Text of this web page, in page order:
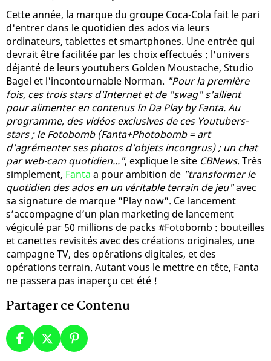
Cette année, la marque du groupe Coca-Cola fait le pari
d'entrer dans le quotidien des ados via leurs
ordinateurs, tablettes et smartphones. Une entrée qui
devrait être facilitée par les choix effectués : l'univers
déjanté de leurs youtubers Golden Moustache, Studio
Bagel et l'incontournable Norman. "Pour la première
fois, ces trois stars d'Internet et de "swag" s'allient
pour alimenter en contenus In Da Play by Fanta. Au
programme, des vidéos exclusives de ces Youtubers-
stars ; le Fotobomb (Fanta+Photobomb = art
d'agrémenter ses photos d'objets incongrus) ; un chat
par web-cam quotidien...", explique le site CBNews. Très
simplement, Fanta a pour ambition de "transformer le
quotidien des ados en un véritable terrain de jeu"avec
sa signature de marque "Play now". Ce lancement
s’accompagne d’un plan marketing de lancement
végiculé par 50 millions de packs #Fotobomb : bouteilles
et canettes revisités avec des créations originales, une
campagne TV, des opérations digitales, et des
opérations terrain. Autant vous le mettre en tête, Fanta
ne passera pas inaperçu cet été !
Partager ce Contenu